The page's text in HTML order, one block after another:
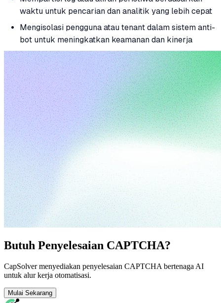
waktu untuk pencarian dan analitik yang lebih cepat
Mengisolasi pengguna atau tenant dalam sistem anti-
bot untuk meningkatkan keamanan dan kinerja
Butuh Penyelesaian CAPTCHA?
CapSolver menyediakan penyelesaian CAPTCHA bertenaga AI
untuk alur kerja otomatisasi.
Mulai Sekarang